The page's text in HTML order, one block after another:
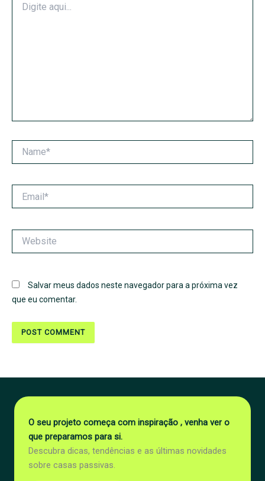
aqui...
Salvar meus dados neste navegador para a próxima vez
que eu comentar.
O seu projeto começa com inspiração , venha ver o
que preparamos para si.
Descubra dicas, tendências e as últimas novidades
sobre casas passivas.